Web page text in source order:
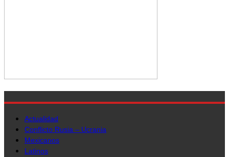
Actualidad
Conflicto Rusia – Ucrania
Mexicanos
Latinos